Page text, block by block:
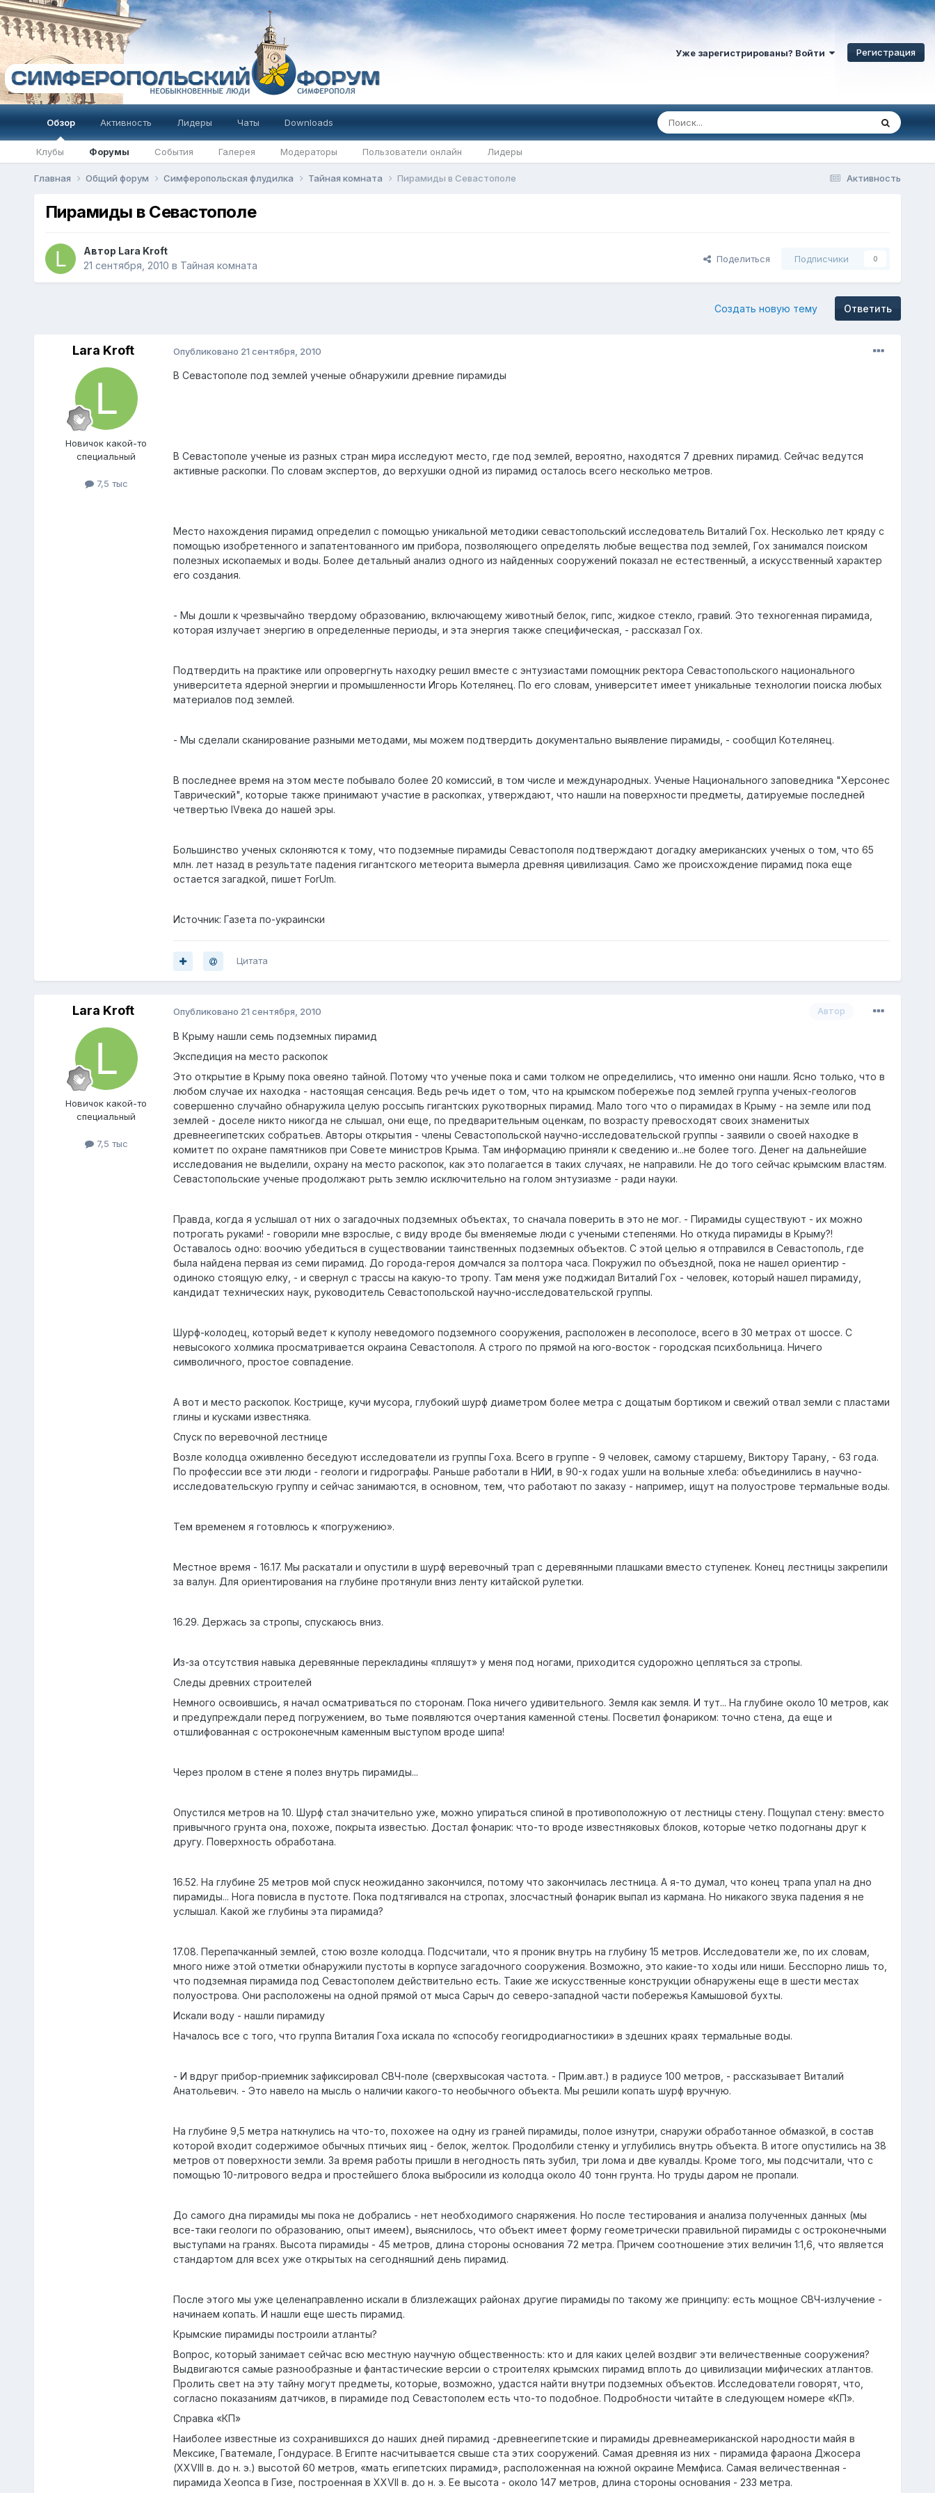
Уже зарегистрированы? Войти Регистрация
Обзор
Клубы Форумы События Галерея Модераторы Пользователи онлайн Лидеры
Активность Лидеры Чаты Downloads
Активность
Главная Общий форум Симферопольская флудилка Тайная комната Пирамиды в Севастополе
Пирамиды в Севастополе
Автор Lara Kroft
21 сентября, 2010 в Тайная комната
Поделиться Подписчики 0
Ответить
Создать новую тему
Lara Kroft
Нoвичок какой-то
специальный
7,5 тыс
Опубликовано 21 сентября, 2010
В Севастополе под землей ученые обнаружили древние пирамиды
В Севастополе ученые из разных стран мира исследуют место, где под землей, вероятно, находятся 7 древних пирамид. Сейчас ведутся
активные раскопки. По словам экспертов, до верхушки одной из пирамид осталось всего несколько метров.
Место нахождения пирамид определил с помощью уникальной методики севастопольский исследователь Виталий Гох. Несколько лет кряду с
помощью изобретенного и запатентованного им прибора, позволяющего определять любые вещества под землей, Гох занимался поиском
полезных ископаемых и воды. Более детальный анализ одного из найденных сооружений показал не естественный, а искусственный характер
его создания.
- Мы дошли к чрезвычайно твердому образованию, включающему животный белок, гипс, жидкое стекло, гравий. Это техногенная пирамида,
которая излучает энергию в определенные периоды, и эта энергия также специфическая, - рассказал Гох.
Подтвердить на практике или опровергнуть находку решил вместе с энтузиастами помощник ректора Севастопольского национального
университета ядерной энергии и промышленности Игорь Котелянец. По его словам, университет имеет уникальные технологии поиска любых
материалов под землей.
- Мы сделали сканирование разными методами, мы можем подтвердить документально выявление пирамиды, - сообщил Котелянец.
В последнее время на этом месте побывало более 20 комиссий, в том числе и международных. Ученые Национального заповедника "Херсонес
Таврический", которые также принимают участие в раскопках, утверждают, что нашли на поверхности предметы, датируемые последней
четвертью IVвека до нашей эры.
Большинство ученых склоняются к тому, что подземные пирамиды Севастополя подтверждают догадку американских ученых о том, что 65
млн. лет назад в результате падения гигантского метеорита вымерла древняя цивилизация. Само же происхождение пирамид пока еще
остается загадкой, пишет ForUm.
Источник: Газета по-украински
Цитата
Lara Kroft
Нoвичок какой-то
специальный
7,5 тыс
Автор
Опубликовано 21 сентября, 2010
В Крыму нашли семь подземных пирамид
Экспедиция на место раскопок
Это открытие в Крыму пока овеяно тайной. Потому что ученые пока и сами толком не определились, что именно они нашли. Ясно только, что в
любом случае их находка - настоящая сенсация. Ведь речь идет о том, что на крымском побережье под землей группа ученых-геологов
совершенно случайно обнаружила целую россыпь гигантских рукотворных пирамид. Мало того что о пирамидах в Крыму - на земле или под
землей - доселе никто никогда не слышал, они еще, по предварительным оценкам, по возрасту превосходят своих знаменитых
древнеегипетских собратьев. Авторы открытия - члены Севастопольской научно-исследовательской группы - заявили о своей находке в
комитет по охране памятников при Совете министров Крыма. Там информацию приняли к сведению и...не более того. Денег на дальнейшие
исследования не выделили, охрану на место раскопок, как это полагается в таких случаях, не направили. Не до того сейчас крымским властям.
Севастопольские ученые продолжают рыть землю исключительно на голом энтузиазме - ради науки.
Правда, когда я услышал от них о загадочных подземных объектах, то сначала поверить в это не мог. - Пирамиды существуют - их можно
потрогать руками! - говорили мне взрослые, с виду вроде бы вменяемые люди с учеными степенями. Но откуда пирамиды в Крыму?!
Оставалось одно: воочию убедиться в существовании таинственных подземных объектов. С этой целью я отправился в Севастополь, где
была найдена первая из семи пирамид. До города-героя домчался за полтора часа. Покружил по объездной, пока не нашел ориентир -
одиноко стоящую елку, - и свернул с трассы на какую-то тропу. Там меня уже поджидал Виталий Гох - человек, который нашел пирамиду,
кандидат технических наук, руководитель Севастопольской научно-исследовательской группы.
Шурф-колодец, который ведет к куполу неведомого подземного сооружения, расположен в лесополосе, всего в 30 метрах от шоссе. С
невысокого холмика просматривается окраина Севастополя. А строго по прямой на юго-восток - городская психбольница. Ничего
символичного, простое совпадение.
А вот и место раскопок. Кострище, кучи мусора, глубокий шурф диаметром более метра с дощатым бортиком и свежий отвал земли с пластами
глины и кусками известняка.
Спуск по веревочной лестнице
Возле колодца оживленно беседуют исследователи из группы Гоха. Всего в группе - 9 человек, самому старшему, Виктору Тарану, - 63 года.
По профессии все эти люди - геологи и гидрографы. Раньше работали в НИИ, в 90-х годах ушли на вольные хлеба: объединились в научно-
исследовательскую группу и сейчас занимаются, в основном, тем, что работают по заказу - например, ищут на полуострове термальные воды.
Тем временем я готовлюсь к «погружению».
Местное время - 16.17. Мы раскатали и опустили в шурф веревочный трап с деревянными плашками вместо ступенек. Конец лестницы закрепили
за валун. Для ориентирования на глубине протянули вниз ленту китайской рулетки.
16.29. Держась за стропы, спускаюсь вниз.
Из-за отсутствия навыка деревянные перекладины «пляшут» у меня под ногами, приходится судорожно цепляться за стропы.
Следы древних строителей
Немного освоившись, я начал осматриваться по сторонам. Пока ничего удивительного. Земля как земля. И тут... На глубине около 10 метров, как
и предупреждали перед погружением, во тьме появляются очертания каменной стены. Посветил фонариком: точно стена, да еще и
отшлифованная с остроконечным каменным выступом вроде шипа!
Через пролом в стене я полез внутрь пирамиды...
Опустился метров на 10. Шурф стал значительно уже, можно упираться спиной в противоположную от лестницы стену. Пощупал стену: вместо
привычного грунта она, похоже, покрыта известью. Достал фонарик: что-то вроде известняковых блоков, которые четко подогнаны друг к
другу. Поверхность обработана.
16.52. На глубине 25 метров мой спуск неожиданно закончился, потому что закончилась лестница. А я-то думал, что конец трапа упал на дно
пирамиды... Нога повисла в пустоте. Пока подтягивался на стропах, злосчастный фонарик выпал из кармана. Но никакого звука падения я не
услышал. Какой же глубины эта пирамида?
17.08. Перепачканный землей, стою возле колодца. Подсчитали, что я проник внутрь на глубину 15 метров. Исследователи же, по их словам,
много ниже этой отметки обнаружили пустоты в корпусе загадочного сооружения. Возможно, это какие-то ходы или ниши. Бесспорно лишь то,
что подземная пирамида под Севастополем действительно есть. Такие же искусственные конструкции обнаружены еще в шести местах
полуострова. Они расположены на одной прямой от мыса Сарыч до северо-западной части побережья Камышовой бухты.
Искали воду - нашли пирамиду
Началось все с того, что группа Виталия Гоха искала по «способу геогидродиагностики» в здешних краях термальные воды.
- И вдруг прибор-приемник зафиксировал СВЧ-поле (сверхвысокая частота. - Прим.авт.) в радиусе 100 метров, - рассказывает Виталий
Анатольевич. - Это навело на мысль о наличии какого-то необычного объекта. Мы решили копать шурф вручную.
На глубине 9,5 метра наткнулись на что-то, похожее на одну из граней пирамиды, полое изнутри, снаружи обработанное обмазкой, в состав
которой входит содержимое обычных птичьих яиц - белок, желток. Продолбили стенку и углубились внутрь объекта. В итоге опустились на 38
метров от поверхности земли. За время работы пришли в негодность пять зубил, три лома и две кувалды. Кроме того, мы подсчитали, что с
помощью 10-литрового ведра и простейшего блока выбросили из колодца около 40 тонн грунта. Но труды даром не пропали.
До самого дна пирамиды мы пока не добрались - нет необходимого снаряжения. Но после тестирования и анализа полученных данных (мы
все-таки геологи по образованию, опыт имеем), выяснилось, что объект имеет форму геометрически правильной пирамиды с остроконечными
выступами на гранях. Высота пирамиды - 45 метров, длина стороны основания 72 метра. Причем соотношение этих величин 1:1,6, что является
стандартом для всех уже открытых на сегодняшний день пирамид.
После этого мы уже целенаправленно искали в близлежащих районах другие пирамиды по такому же принципу: есть мощное СВЧ-излучение -
начинаем копать. И нашли еще шесть пирамид.
Крымские пирамиды построили атланты?
Вопрос, который занимает сейчас всю местную научную общественность: кто и для каких целей воздвиг эти величественные сооружения?
Выдвигаются самые разнообразные и фантастические версии о строителях крымских пирамид вплоть до цивилизации мифических атлантов.
Пролить свет на эту тайну могут предметы, которые, возможно, удастся найти внутри подземных объектов. Исследователи говорят, что,
согласно показаниям датчиков, в пирамиде под Севастополем есть что-то подобное. Подробности читайте в следующем номере «КП».
Справка «КП»
Наиболее известные из сохранившихся до наших дней пирамид -древнеегипетские и пирамиды древнеамериканской народности майя в
Мексике, Гватемале, Гондурасе. В Египте насчитывается свыше ста этих сооружений. Самая древняя из них - пирамида фараона Джосера
(XXVIII в. до н. э.) высотой 60 метров, «мать египетских пирамид», расположенная на южной окраине Мемфиса. Самая величественная -
пирамида Хеопса в Гизе, построенная в XXVII в. до н. э. Ее высота - около 147 метров, длина стороны основания - 233 метра.